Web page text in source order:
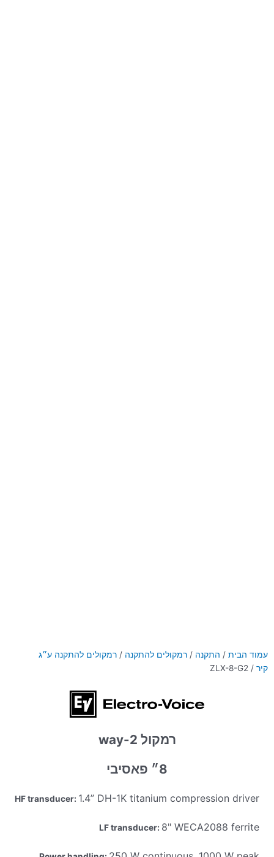
עמוד הבית / התקנה / רמקולים להתקנה / רמקולים להתקנה ע״ג
קיר / ZLX-8-G2
רמקול 2-way
8״ פאסיבי
HF transducer: 1.4” DH-1K titanium compression driver
LF transducer: 8" WECA2088 ferrite